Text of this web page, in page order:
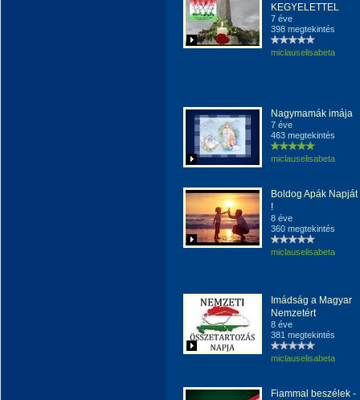
KEGYELETTEL
7 éve
398 megtekintés
miclauselisabeta
Nagymamák imája
7 éve
463 megtekintés
miclauselisabeta
Boldog Apák Napját
!
8 éve
360 megtekintés
miclauselisabeta
Imádság a Magyar
Nemzetért
8 éve
381 megtekintés
miclauselisabeta
Fiammal beszélek -